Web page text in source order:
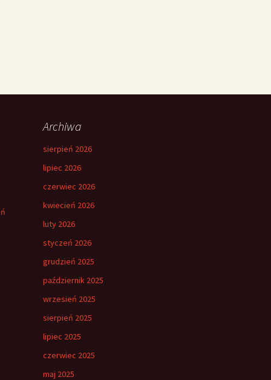
Archiwa
sierpień 2026
lipiec 2026
czerwiec 2026
kwiecień 2026
luty 2026
styczeń 2026
grudzień 2025
październik 2025
wrzesień 2025
sierpień 2025
lipiec 2025
czerwiec 2025
maj 2025